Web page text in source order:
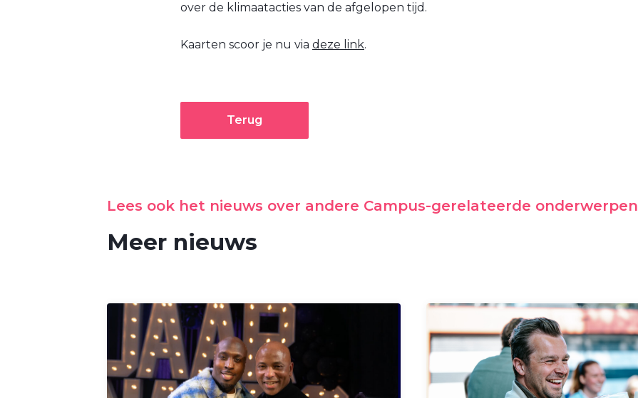
over de klimaatacties van de afgelopen tijd.
Kaarten scoor je nu via deze link.
Terug
Lees ook het nieuws over andere Campus-gerelateerde onderwerpen
Meer nieuws